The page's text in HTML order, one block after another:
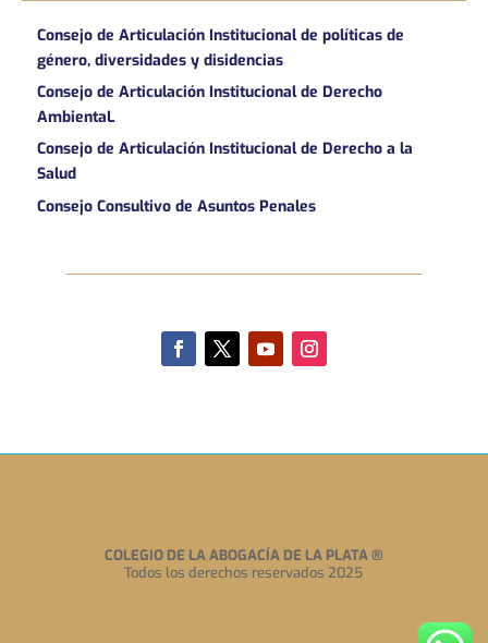
Consejo de Articulación Institucional de políticas de
género, diversidades y disidencias
Consejo de Articulación Institucional de Derecho
AmbientaL
Consejo de Articulación Institucional de Derecho a la
Salud
Consejo Consultivo de Asuntos Penales
COLEGIO DE LA ABOGACÍA DE LA PLATA®
Todos los derechos reservados 2025